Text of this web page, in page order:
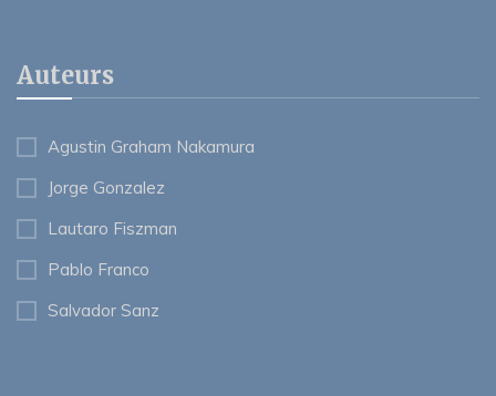
Auteurs
Agustin Graham Nakamura
Jorge Gonzalez
Lautaro Fiszman
Pablo Franco
Salvador Sanz